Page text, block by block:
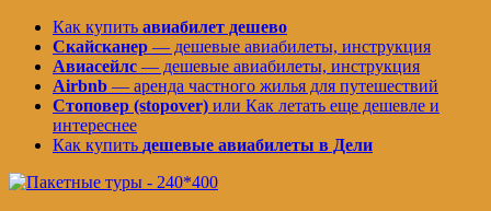
Как купить авиабилет дешево
Скайсканер — дешевые авиабилеты, инструкция
Авиасейлс — дешевые авиабилеты, инструкция
Airbnb — аренда частного жилья для путешествий
Стоповер (stopover) или Как летать еще дешевле и
интереснее
Как купить дешевые авиабилеты в Дели